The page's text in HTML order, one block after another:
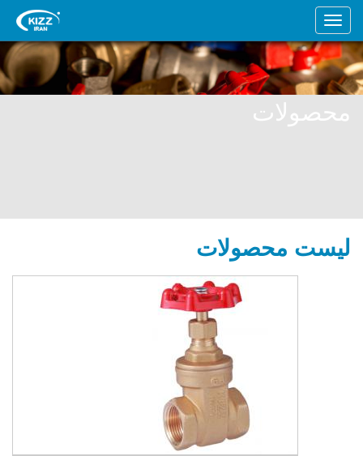
محصولات
لیست محصولات